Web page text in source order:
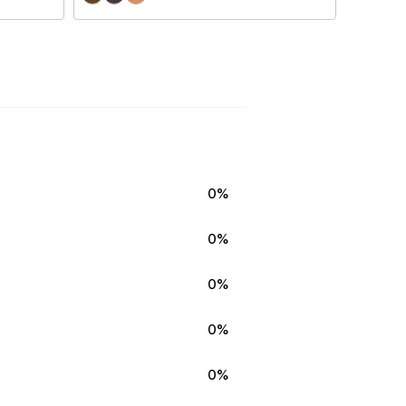
0%
0%
0%
0%
0%